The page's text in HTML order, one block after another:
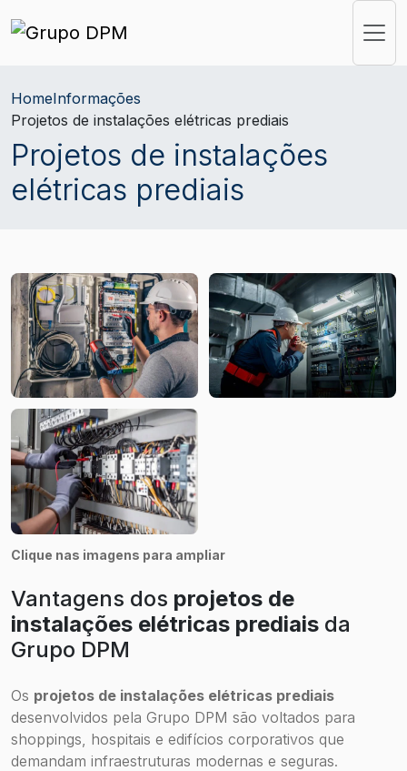
HomeInformações
Projetos de instalações elétricas prediais
Projetos de instalações
elétricas prediais
Clique nas imagens para ampliar
Vantagens dos projetos de
instalações elétricas prediais da
Grupo DPM
Os projetos de instalações elétricas prediais
desenvolvidos pela Grupo DPM são voltados para
shoppings, hospitais e edifícios corporativos que
demandam infraestruturas modernas e seguras.